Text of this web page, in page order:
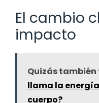
El cambio
impacto
Quizás también
llama la
cuerpo?